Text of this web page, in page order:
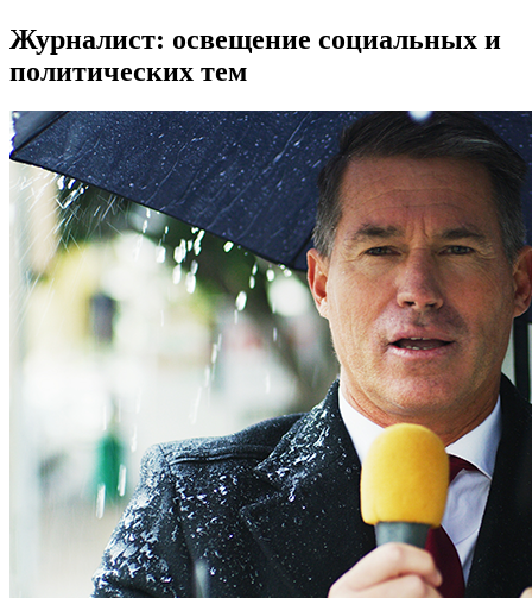
Журналист: освещение социальных и
политических тем